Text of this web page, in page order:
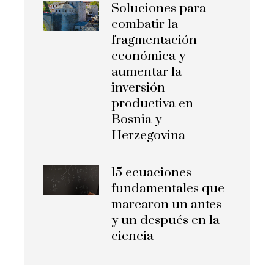
Soluciones para
combatir la
fragmentación
económica y
aumentar la
inversión
productiva en
Bosnia y
Herzegovina
15 ecuaciones
fundamentales que
marcaron un antes
y un después en la
ciencia